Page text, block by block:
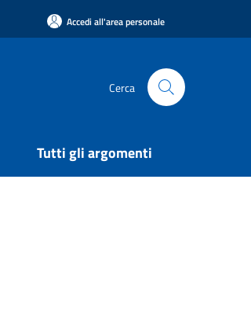
Accedi all'area personale
Cerca
Tutti gli argomenti